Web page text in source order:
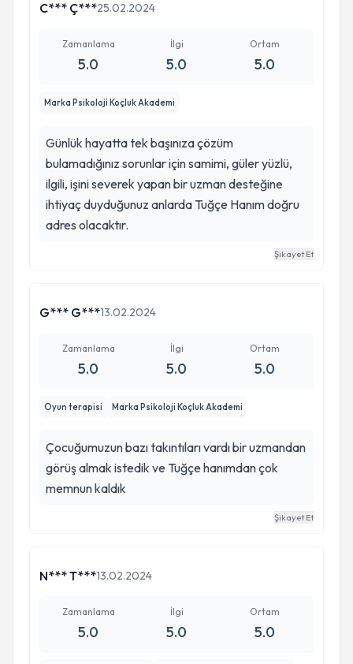
C*** Ç***25.02.2024
Zamanlama
5.0
İlgi
5.0
Ortam
5.0
Marka Psikoloji Koçluk Akademi
Günlük hayatta tek başınıza çözüm
bulamadığınız sorunlar için samimi, güler yüzlü,
ilgili, işini severek yapan bir uzman desteğine
ihtiyaç duyduğunuz anlarda Tuğçe Hanım doğru
adres olacaktır.
Şikayet Et
G*** G***13.02.2024
Zamanlama
5.0
İlgi
5.0
Ortam
5.0
Oyun terapisi Marka Psikoloji Koçluk Akademi
Çocuğumuzun bazı takıntıları vardı bir uzmandan
görüş almak istedik ve Tuğçe hanımdan çok
memnun kaldık
Şikayet Et
N*** T***13.02.2024
Zamanlama
5.0
İlgi
5.0
Ortam
5.0